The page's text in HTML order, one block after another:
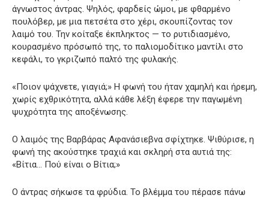
άγνωστος άντρας. Ψηλός, φαρδείς ώμοι, με φθαρμένο
πουλόβερ, με μια πετσέτα στο χέρι, σκουπίζοντας τον
λαιμό του. Την κοίταξε έκπληκτος — το ρυτιδιασμένο,
κουρασμένο πρόσωπό της, το παλιομοδίτικο μαντίλι στο
κεφάλι, το γκριζωπό παλτό της φυλακής.
«Ποιον ψάχνετε, γιαγιά;» Η φωνή του ήταν χαμηλή και ήρεμη,
χωρίς εχθρικότητα, αλλά κάθε λέξη έφερε την παγωμένη
ψυχρότητα της αποξένωσης.
Ο λαιμός της Βαρβάρας Αφανάσιεβνα σφίχτηκε. Ψιθύρισε, η
φωνή της ακούστηκε τραχιά και σκληρή στα αυτιά της:
«Βίτια… Πού είναι ο Βίτια;»
Ο άντρας σήκωσε τα φρύδια. Το βλέμμα του πέρασε πάνω